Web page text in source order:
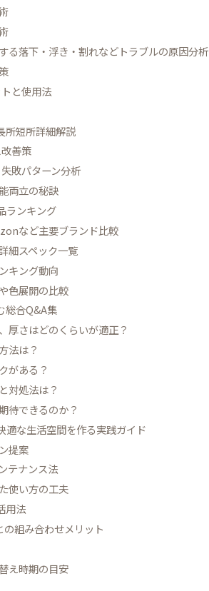
る落下・浮き・割れなどトラブルの原因分析
と使用法
所短所詳細解説
善策
敗パターン分析
両立の秘訣
ランキング
など主要ブランド比較
細スペック一覧
キング動向
色展開の比較
総合Q&A集
厚さはどのくらいが適正？
法は？
がある？
対処法は？
待できるのか？
適な生活空間を作る実践ガイド
提案
テナンス法
使い方の工夫
用法
組み合わせメリット
え時期の目安